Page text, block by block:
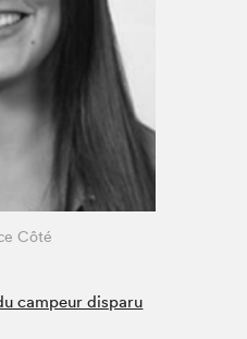
Côté
campeur disparu